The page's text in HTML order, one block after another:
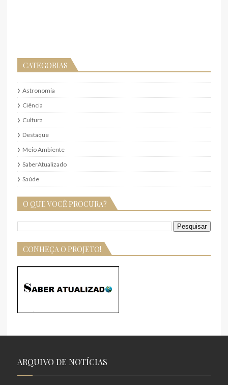
CATEGORIAS
Astronomia
Ciência
Cultura
Destaque
Meio Ambiente
SaberAtualizado
Saúde
O QUE VOCÊ PROCURA?
CONHEÇA O PROJETO!
ARQUIVO DE NOTÍCIAS